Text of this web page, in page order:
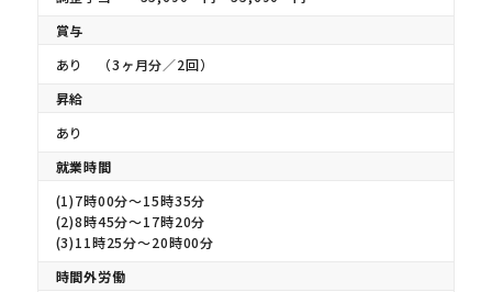
賞与
あり （3ヶ月分／2回）
昇給
あり
就業時間
(1)7時00分〜15時35分
(2)8時45分〜17時20分
(3)11時25分〜20時00分
時間外労働